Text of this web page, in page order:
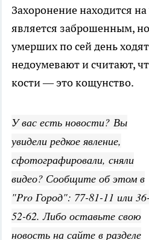
Захоронение находится
является заброшенным,
умерших по сей день
недоумевают и считают,
кости — это кощунство.
У вас есть новости? Вы
увидели редкое явление,
сфотографировали, сняли
видео? Сообщите об этом в
"Pro Город": 77-81-11 или 36-
52-62. Либо оставьте свою
новость на сайте в разделе